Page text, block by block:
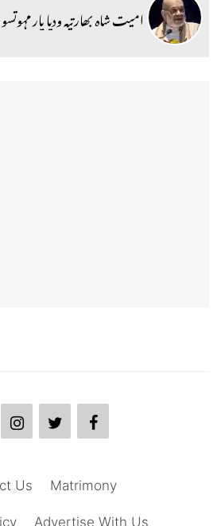
امیت شاہ بھارتیہ ودیا پار مہوتسو 2026ء کا افتتاح کرینگے
Matrimony
Us
Advertise With Us